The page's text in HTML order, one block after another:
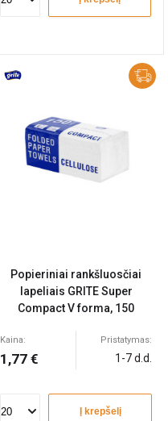
Popieriniai rankšluosčiai
lapeliais GRITE Super
Compact V forma, 150
Kaina:
1,77 €
Pristatymas:
1-7 d.d.
Į krepšelį